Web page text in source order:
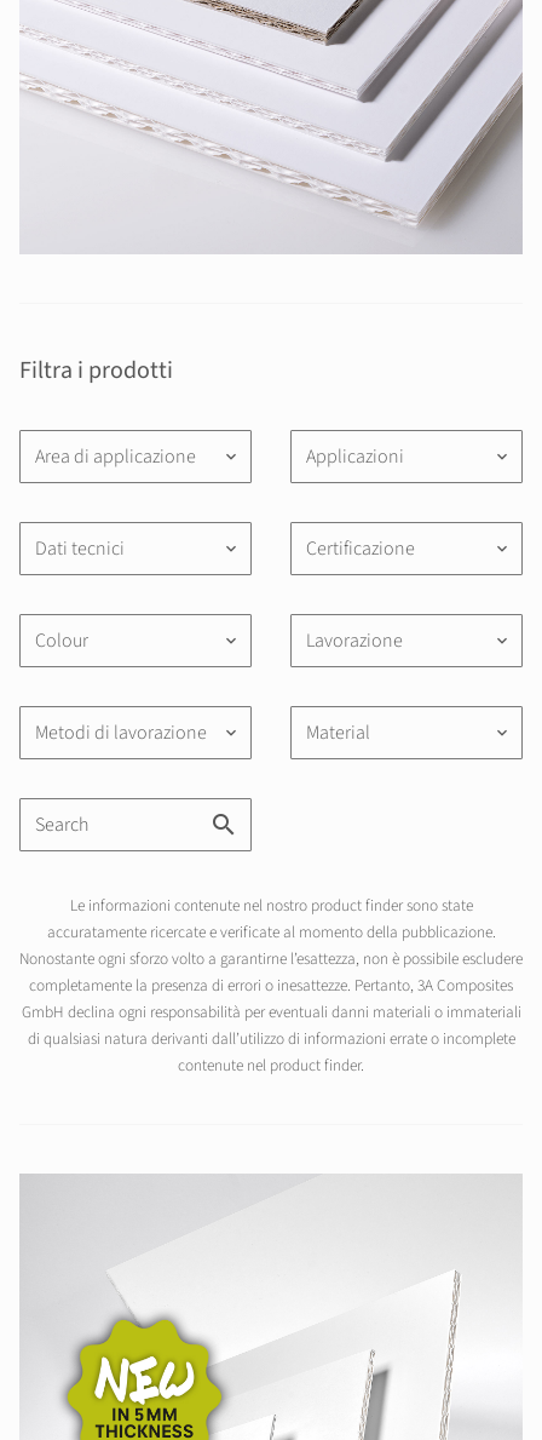
Filtra i prodotti
Area di applicazione keyboard_arrow_down Applicazioni keyboard_arrow_down
Dati tecnici keyboard_arrow_down Certificazione keyboard_arrow_down
Colour keyboard_arrow_down Lavorazione keyboard_arrow_down
Metodi di lavorazione keyboard_arrow_down Material keyboard_arrow_down
Le informazioni contenute nel nostro product finder sono state
accuratamente ricercate e verificate al momento della pubblicazione.
Nonostante ogni sforzo volto a garantirne l’esattezza, non è possibile escludere
completamente la presenza di errori o inesattezze. Pertanto, 3A Composites
GmbH declina ogni responsabilità per eventuali danni materiali o immateriali
di qualsiasi natura derivanti dall’utilizzo di informazioni errate o incomplete
contenute nel product finder.